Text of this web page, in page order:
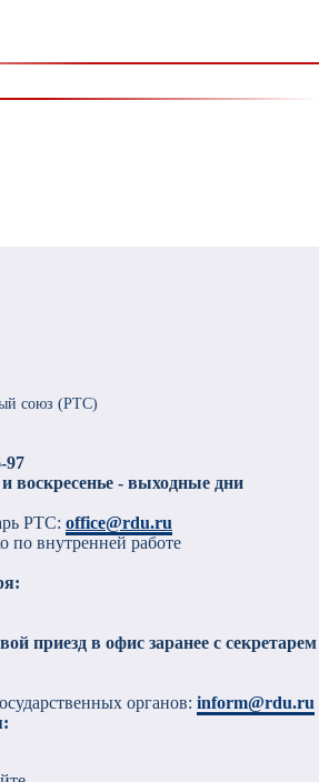
союз (РТС)
97
и воскресенье - выходные дни
РТС: office@rdu.ru
по внутренней работе
приезд в офис заранее с секретарем
органов: inform@rdu.ru